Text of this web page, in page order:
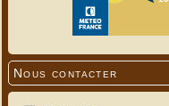
Nous contacter